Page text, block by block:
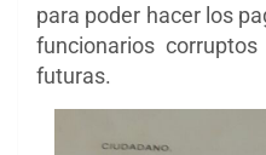
para poder hacer los
funcionarios
futuras.